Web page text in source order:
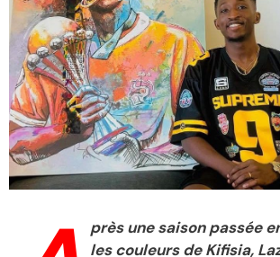
près une saison passée
les couleurs de Kifisia,